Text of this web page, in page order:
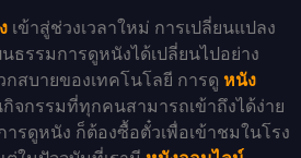
เข้าสู่ช่วงเวลาใหม่ การเปลี่ยนแปลง
ธรรมการดูหนังได้เปลี่ยนไปอย่าง
สบายของเทคโนโลยี การดู หนัง
กิจกรรมที่ทุกคนสามารถเข้าถึงได้ง่าย
รดูหนัง ก็ต้องซื้อตั๋วเพื่อเข้าชมในโรง